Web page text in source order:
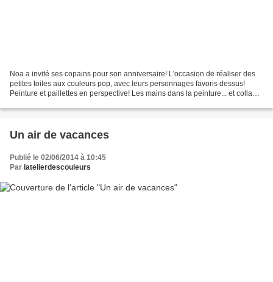
Noa a invité ses copains pour son anniversaire! L'occasion de réaliser des
petites toiles aux couleurs pop, avec leurs personnages favoris dessus!
Peinture et paillettes en perspective! Les mains dans la peinture... et collage
Un air de vacances
Publié le 02/06/2014 à 10:45
Par latelierdescouleurs